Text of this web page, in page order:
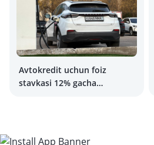
Avtokredit uchun foiz
stavkasi 12% gacha